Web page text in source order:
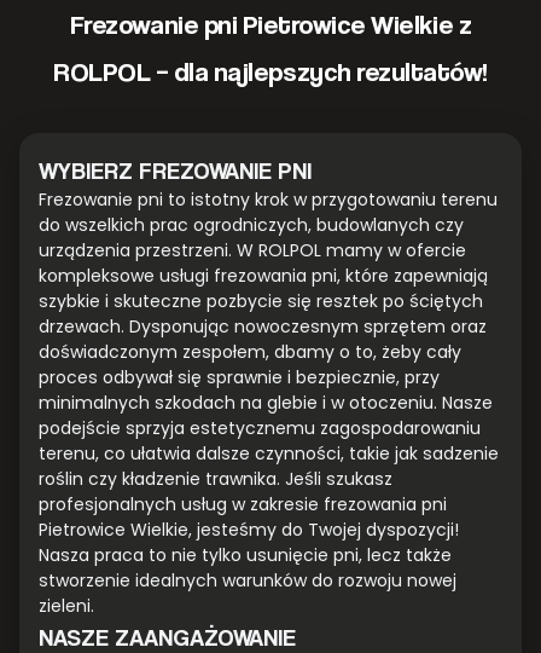
Frezowanie pni Pietrowice Wielkie z
ROLPOL – dla najlepszych rezultatów!
WYBIERZ FREZOWANIE PNI
Frezowanie pni to istotny krok w przygotowaniu terenu
do wszelkich prac ogrodniczych, budowlanych czy
urządzenia przestrzeni. W ROLPOL mamy w ofercie
kompleksowe usługi frezowania pni, które zapewniają
szybkie i skuteczne pozbycie się resztek po ściętych
drzewach. Dysponując nowoczesnym sprzętem oraz
doświadczonym zespołem, dbamy o to, żeby cały
proces odbywał się sprawnie i bezpiecznie, przy
minimalnych szkodach na glebie i w otoczeniu. Nasze
podejście sprzyja estetycznemu zagospodarowaniu
terenu, co ułatwia dalsze czynności, takie jak sadzenie
roślin czy kładzenie trawnika. Jeśli szukasz
profesjonalnych usług w zakresie frezowania pni
Pietrowice Wielkie, jesteśmy do Twojej dyspozycji!
Nasza praca to nie tylko usunięcie pni, lecz także
stworzenie idealnych warunków do rozwoju nowej
zieleni.
NASZE ZAANGAŻOWANIE